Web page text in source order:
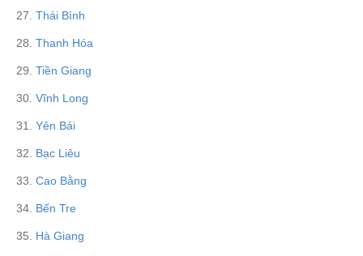
27. Thái Bình
28. Thanh Hóa
29. Tiền Giang
30. Vĩnh Long
31. Yên Bái
32. Bạc Liêu
33. Cao Bằng
34. Bến Tre
35. Hà Giang